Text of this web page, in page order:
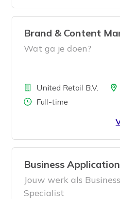
Brand & Content
Wat ga je doen?
BedrijfUnited Retail B.V.
Aantal uren
Full-time
Business
Jouw werk als
Specialist